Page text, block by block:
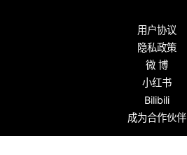
用户协议
隐私政策
微 博
小红书
Bilibili
成为合作伙伴